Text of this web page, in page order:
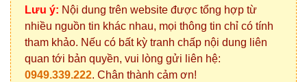
Lưu ý: Nội dung trên website được tổng hợp từ
nhiều nguồn tin khác nhau, mọi thông tin chỉ có tính
tham khảo. Nếu có bất kỳ tranh chấp nội dung liên
quan tới bản quyền, vui lòng gửi liên hệ:
0949.339.222. Chân thành cảm ơn!